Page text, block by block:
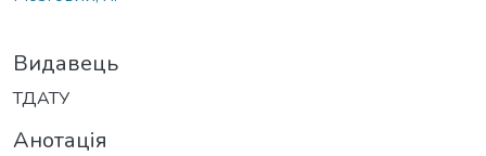
Видавець
ТДАТУ
Анотація